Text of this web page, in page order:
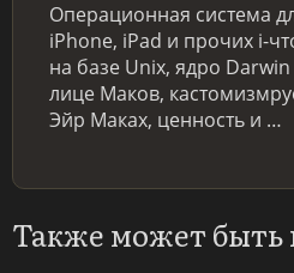
Операционная система
iPhone, iPad и прочих i-
на базе Unix, ядро
лице Маков,
Эйр Маках, ценность и …
Также может быть